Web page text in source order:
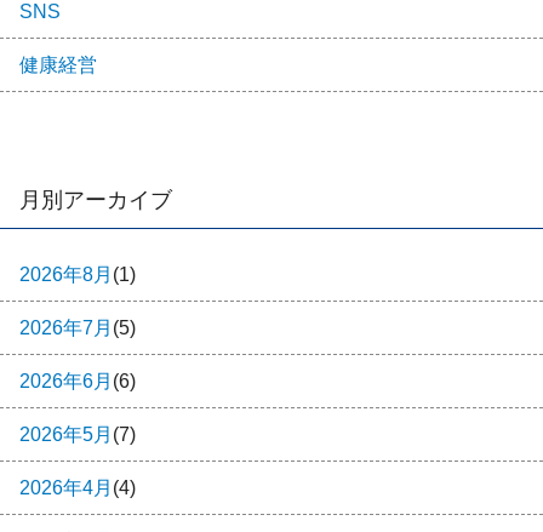
SNS
健康経営
月別アーカイブ
2026年8月 (1)
2026年7月 (5)
2026年6月 (6)
2026年5月 (7)
2026年4月 (4)